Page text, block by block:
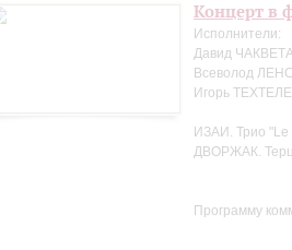
Концерт в
Исполнители:
Давид
Всеволод
Игорь
ИЗАИ. Трио "Le
ДВОРЖАК.
Программу